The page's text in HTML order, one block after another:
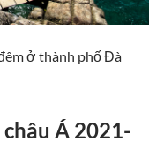
ở thành phố Đà
Á 2021-